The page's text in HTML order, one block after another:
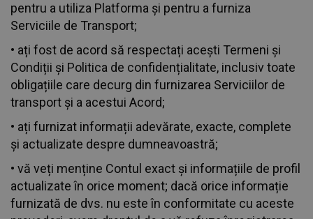
pentru a utiliza Platforma și pentru a furniza
Serviciile de Transport;
• ați fost de acord să respectați acești Termeni și
Condiții și Politica de confidențialitate, inclusiv toate
obligațiile care decurg din furnizarea Serviciilor de
transport și a acestui Acord;
• ați furnizat informații adevărate, exacte, complete
și actualizate despre dumneavoastră;
• vă veți menține Contul exact și informațiile de profil
actualizate în orice moment; dacă orice informație
furnizată de dvs. nu este în conformitate cu aceste